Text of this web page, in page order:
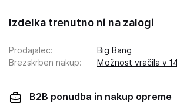
Izdelka trenutno ni na zalogi
Prodajalec:
Big Bang
Brezskrben nakup: Možnost vračila v
B2B ponudba in nakup opreme